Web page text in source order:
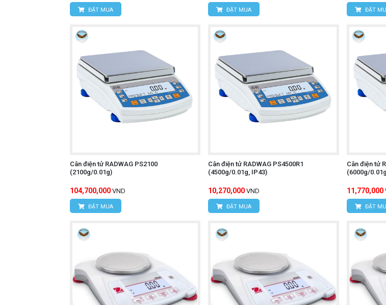
ĐẶT MUA ĐẶT MUA ĐẶT
Cân điện tử RADWAG PS2100
(2100g/0.01g)
104,700,000 VND
ĐẶT MUA
Cân điện tử RADWAG PS4500R1
(4500g/0.01g, IP43)
10,270,000 VND
ĐẶT MUA
Cân điện tử
(6000g/
11,770,000
ĐẶT